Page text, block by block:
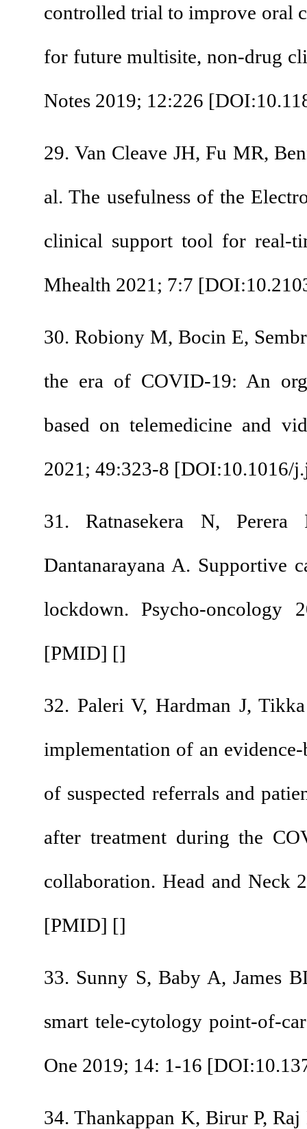
controlled trial to
for future multisite,
Notes 2019; 12:226 [
29. Van Cleave JH,
al. The usefulness
clinical support tool
Mhealth 2021; 7:7 [
30. Robiony M,
the era of COVID-
based on
2021; 49:323-8 [
31. Ratnasekera
Dantanarayana A.
lockdown.
32. Paleri V,
implementation of
of suspected
after treatment
collaboration. Head
33. Sunny S, Baby
smart tele-cytology
One 2019; 14: 1-16 [
34. Thankappan K,